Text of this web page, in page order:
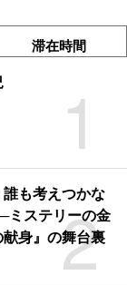
滞在時間
1
2
も考えつかな
ミステリーの金
身』の舞台裏